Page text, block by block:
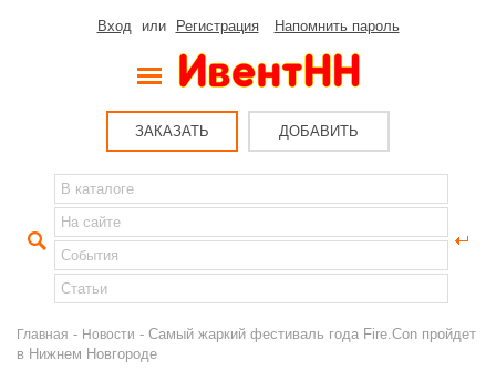
Вход или Регистрация Напомнить пароль
ЗАКАЗАТЬ ДОБАВИТЬ
Главная - Новости - Самый жаркий фестиваль года Fire.Con пройдет
в Нижнем Новгороде